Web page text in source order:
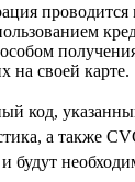
на своей карте.
код,
а также
будут